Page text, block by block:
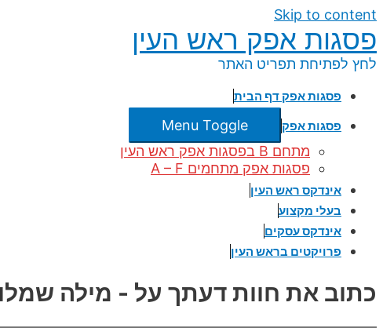
Skip to content
פסגות אפק ראש העין
לחץ לפתיחת תפריט האתר
פסגות אפק דף הבית
פסגות אפק
Menu Toggle
מתחם B בפסגות אפק ראש העין
פסגות אפק מתחמים A – F
אינדקס ראש העין
בעלי מקצוע
אינדקס עסקים
פרויקטים בראש העין
כתוב את חוות דעתך על - מילה